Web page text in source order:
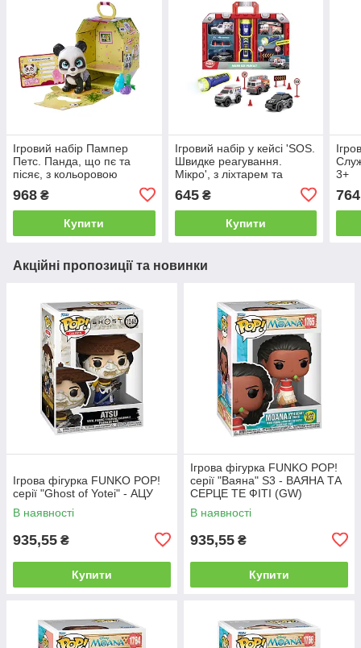
Ігровий набір Пампер
Петс. Панда, що пє та
пісяє, з кольоровою
сюрпризи, 3+
968 ₴
Купити
Ігровий набір у кейсі 'SOS.
Швидке реагування.
Мікро', з ліхтарем та
645₴
Купити
3+
764
Акційні пропозиції та новинки
Ігрова фігурка FUNKO POP!
серії "Ghost of Yotei" - АЦУ
В наявності
935,55 ₴
Купити
Ігрова фігурка FUNKO POP!
серії "Ваяна" S3 - ВАЯНА ТА
СЕРЦЕ ТЕ ФІТІ (GW)
В наявності
935,55 ₴
Купити